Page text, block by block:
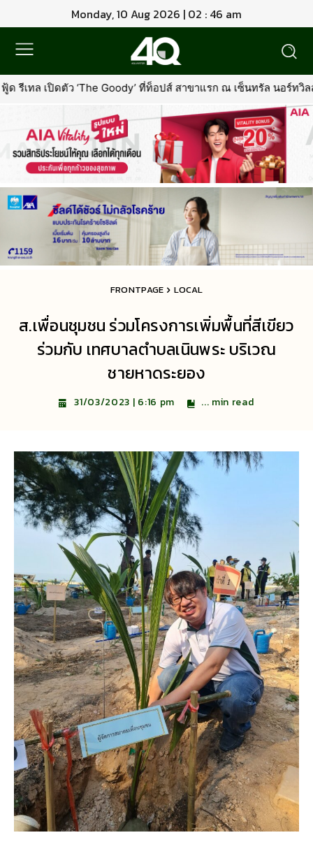
Monday, 10 Aug 2026 | 02 : 46 am
ที่ท็อปส์ สาขาแรก ณ เซ็นทรัล นอร์ทวิลล์พร้อมรุกตลาด Premium
FRONTPAGE LOCAL
ส.เพื่อนชุมชน ร่วมโครงการเพิ่มพื้นที่สีเขียว
ร่วมกับ เทศบาลตำบลเนินพระ บริเวณ
ชายหาดระยอง
31/03/2023 | 6:16 pm ... min read